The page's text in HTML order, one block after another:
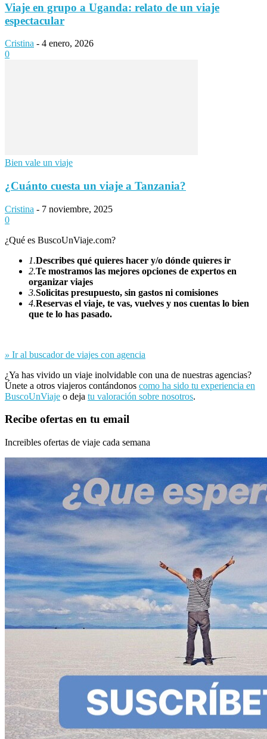
Viaje en grupo a Uganda: relato de un viaje
espectacular
Cristina - 4 enero, 2026
0
Bien vale un viaje
¿Cuánto cuesta un viaje a Tanzania?
Cristina - 7 noviembre, 2025
0
¿Qué es BuscoUnViaje.com?
1.Describes qué quieres hacer y/o dónde quieres ir
2.Te mostramos las mejores opciones de expertos en
organizar viajes
3.Solicitas presupuesto, sin gastos ni comisiones
4.Reservas el viaje, te vas, vuelves y nos cuentas lo bien
que te lo has pasado.
» Ir al buscador de viajes con agencia
¿Ya has vivido un viaje inolvidable con una de nuestras agencias?
Únete a otros viajeros contándonos como ha sido tu experiencia en
BuscoUnViaje o deja tu valoración sobre nosotros.
Recibe ofertas en tu email
Increibles ofertas de viaje cada semana